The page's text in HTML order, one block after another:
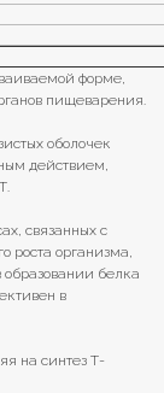
форме,
пищеварения.
оболочек
действием,
связанных с
роста организма,
образовании белка
в
на синтез Т-